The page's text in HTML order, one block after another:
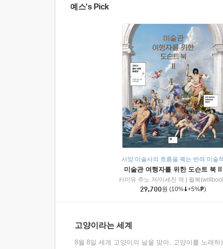
예스's Pick
서양 미술사의 흐름을 꿰는 반려 미술
미술관 여행자를 위한 도슨트 북 II
카미유 주노 저/이세진 역
윌북
29,700원 (10% +5% )
고양이라는 세계
8월 8일 세계 고양이의 날을 맞아, 고양이를 노래하